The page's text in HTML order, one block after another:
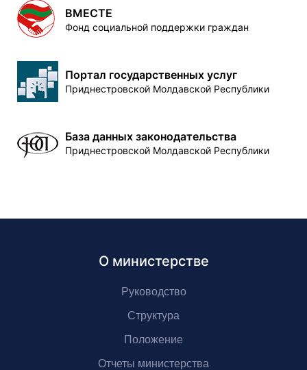
ВМЕСТЕ
Фонд социальной поддержки граждан
Портал государственных услуг
Приднестровской Молдавской Республики
База данных законодательства
Приднестровской Молдавской Республики
О министерстве
Руководство
Структура
Положение
Отчеты министерства